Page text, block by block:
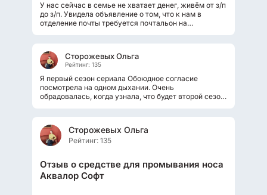
У нас сейчас в семье не хватает денег, живём от з/п
до з/п. Увидела объявление о том, что к нам в
отделение почты требуется почтальон на
Сторожевых Ольга
Рейтинг: 135
Я первый сезон сериала Обоюдное согласие
посмотрела на одном дыхании. Очень
обрадовалась, когда узнала, что будет второй сезон.
Сторожевых Ольга
Рейтинг: 135
Отзыв о средстве для промывания носа
Аквалор Софт